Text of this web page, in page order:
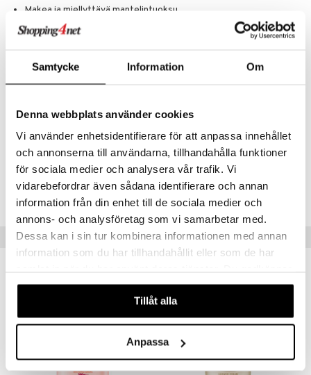
Samtycke Information Om
Denna webbplats använder cookies
Vi använder enhetsidentifierare för att anpassa innehållet
och annonserna till användarna, tillhandahålla funktioner
för sociala medier och analysera vår trafik. Vi
vidarebefordrar även sådana identifierare och annan
information från din enhet till de sociala medier och
annons- och analysföretag som vi samarbetar med.
Dessa kan i sin tur kombinera informationen med annan
information som du har tillhandahållit eller som de har
våra cookies vid fortsatt användande av vår webbplats.
Tillåt alla
Anpassa
Makea ja miellyttävä mantelintuoksu
Valmistettu kasviperäisistä ainesosista
tehokkaan puhdistuksen luonnolliseen ihonhoitoon.
(Fragrance), Glycerin, Sodium Chloride, Prunus Amugdalus Dulcis Oil,
Amyl Cinnamal, Linalool.
Tuotenumero
Suositut tuotteet